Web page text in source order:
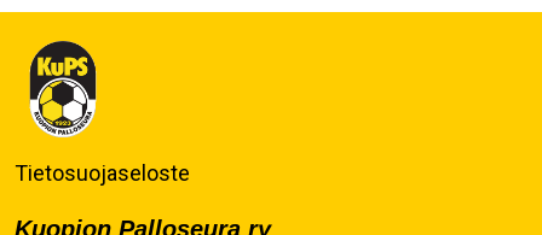
Tietosuojaseloste
Kuopion Palloseura ry